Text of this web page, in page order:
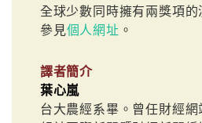
全球少數同時擁有兩獎項的
參見個人網址 。
譯者簡介
葉心嵐
台大農經系畢。曾任財經